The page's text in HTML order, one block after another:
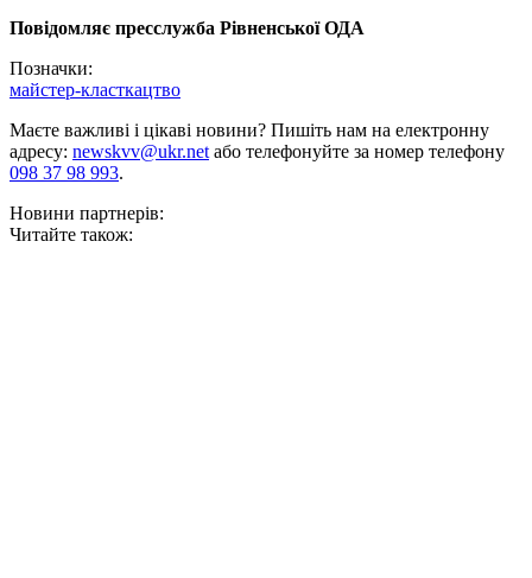
Повідомляє пресслужба Рівненської ОДА
Позначки:
майстер-класткацтво
Маєте важливі і цікаві новини? Пишіть нам на електронну
адресу: newskvv@ukr.netабо телефонуйте за номер телефону
098 37 98 993.
Новини партнерів:
Читайте також: